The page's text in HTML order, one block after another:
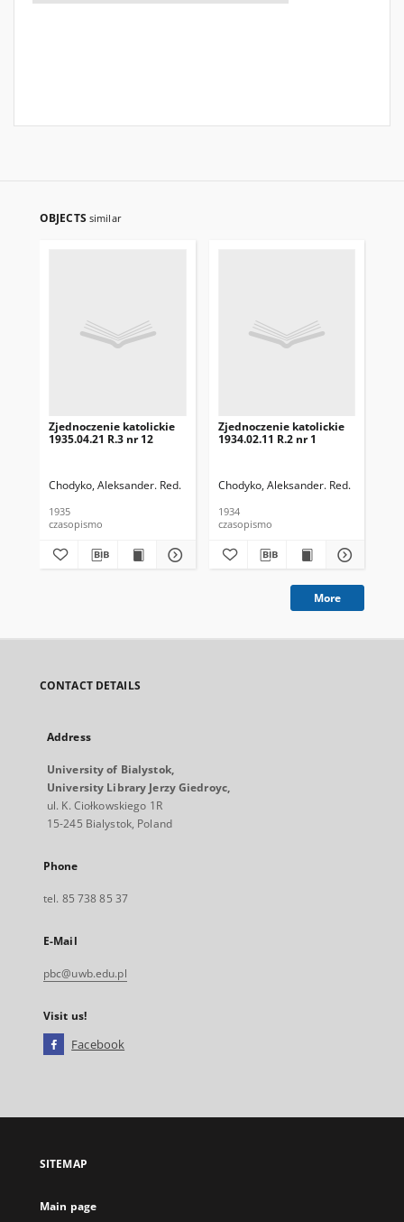
OBJECTS similar
Zjednoczenie katolickie
1935.04.21 R.3 nr 12
Chodyko, Aleksander. Red.
1935
czasopismo
Zjednoczenie katolickie
1934.02.11 R.2 nr 1
Chodyko, Aleksander. Red.
1934
czasopismo
More
CONTACT DETAILS
Address
University of Bialystok,
University Library Jerzy Giedroyc,
ul. K. Ciołkowskiego 1R
15-245 Bialystok, Poland
Phone
tel. 85 738 85 37
E-Mail
pbc@uwb.edu.pl
Visit us!
Facebook
open
new
SITEMAP
Main page